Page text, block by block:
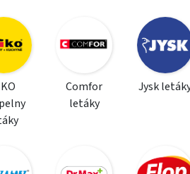
Comfor
letáky
Jysk